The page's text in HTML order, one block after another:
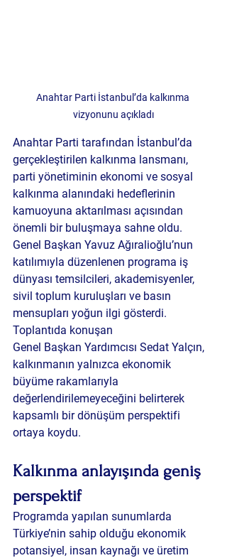
Anahtar Parti İstanbul’da kalkınma
vizyonunu açıkladı
Anahtar Parti tarafından İstanbul’da
gerçekleştirilen kalkınma lansmanı,
parti yönetiminin ekonomi ve sosyal
kalkınma alanındaki hedeflerinin
kamuoyuna aktarılması açısından
önemli bir buluşmaya sahne oldu.
Genel Başkan Yavuz Ağıralioğlu’nun
katılımıyla düzenlenen programa iş
dünyası temsilcileri, akademisyenler,
sivil toplum kuruluşları ve basın
mensupları yoğun ilgi gösterdi.
Toplantıda konuşan
Genel Başkan Yardımcısı Sedat Yalçın,
kalkınmanın yalnızca ekonomik
büyüme rakamlarıyla
değerlendirilemeyeceğini belirterek
kapsamlı bir dönüşüm perspektifi
ortaya koydu.
Kalkınma anlayışında geniş
perspektif
Programda yapılan sunumlarda
Türkiye’nin sahip olduğu ekonomik
potansiyel, insan kaynağı ve üretim